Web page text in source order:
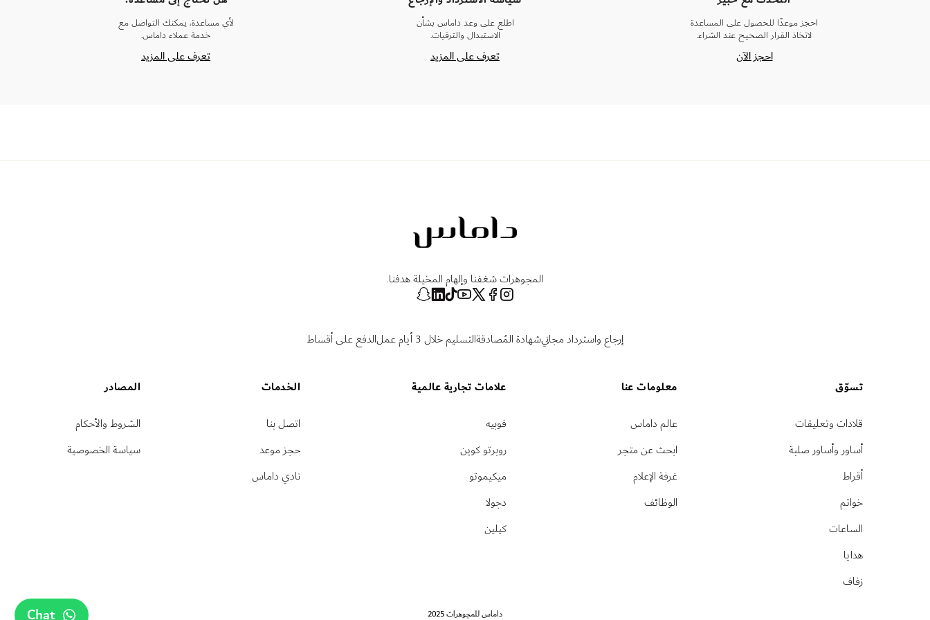
احجز موعدًا للحصول على المساعدة
لاتخاذ القرار الصحيح عند الشراء.
احجز الآن
اطلع على وعد داماس بشأن
الاستبدال والترقيات.
تعرف على المزيد
لأي مساعدة، يمكنك التواصل مع
خدمة عملاء داماس.
تعرف على المزيد
المجوهرات شغفنا وإلهام المخيلة هدفنا.
إرجاع واسترداد مجانيشهادة المُصادقةالتسليم خلال 3 أيام عمل الدفع على أقساط
تسوّق
قلادات وتعليقات
أساور وأساور صلبة
أقراط
خواتم
الساعات
هدايا
زفاف
معلومات عنا
عالم داماس
ابحث عن متجر
غرفة الإعلام
الوظائف
علامات تجارية عالمية
فوبيه
روبرتو كوين
ميكيموتو
دجولا
كيلين
الخدمات
اتصل بنا
حجز موعد
نادي داماس
المصادر
الشروط والأحكام
سياسة الخصوصية
Chat داماس للمجوهرات 2025